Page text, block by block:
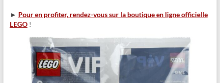
► Pour en profiter, rendez-vous sur la boutique en ligne officielle
LEGO!